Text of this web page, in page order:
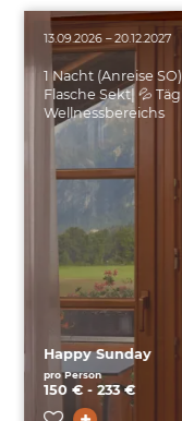
13.09.2026 – 20.12.2027
1 Nacht (Anreise
Flasche Sekt| 💦
Wellnessbereichs
Happy Sunday
pro Person
150 € - 233 €